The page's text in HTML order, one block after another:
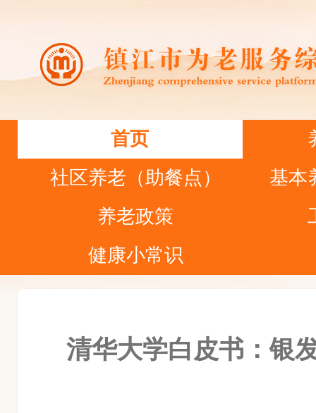
首页
社区养老（助餐点）
基本
养老政策
健康小常识
清华大学白皮书：银